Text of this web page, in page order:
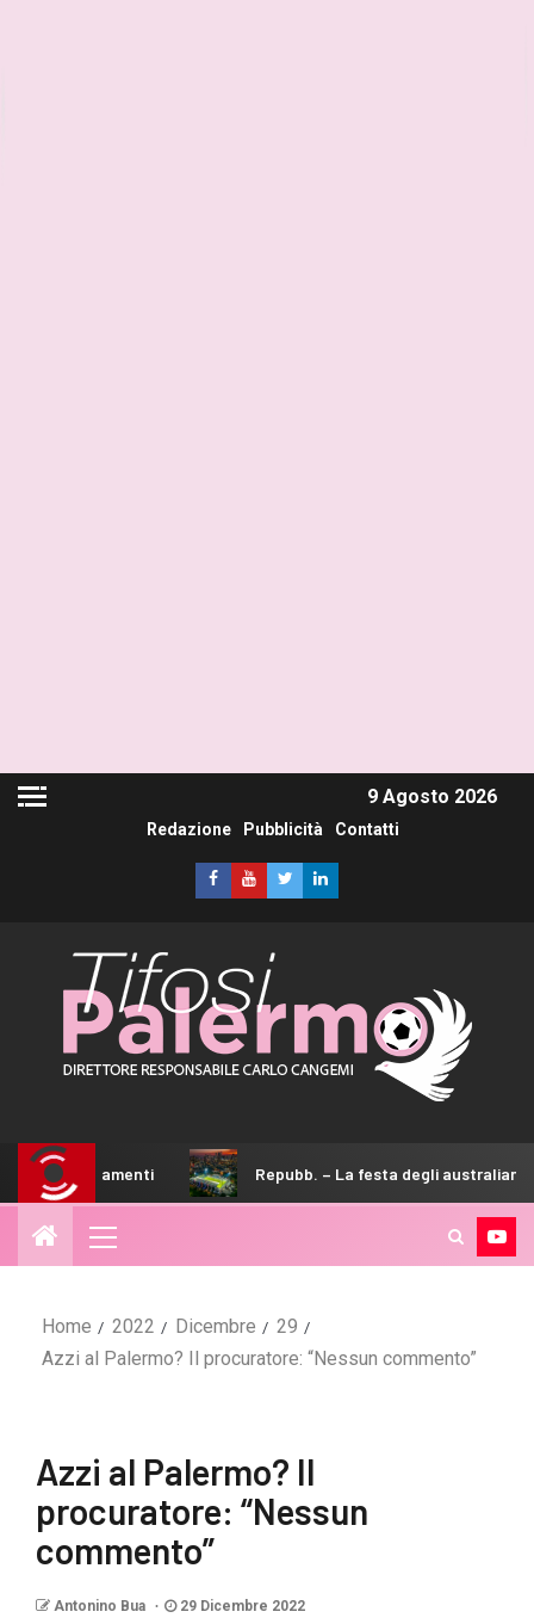
9 Agosto 2026
Redazione Pubblicità Contatti
Repubb. – La festa degli australiani di Sicilia
Home 2022 Dicembre
29
Azzi al Palermo? Il procuratore: “Nessun commento”
Azzi al Palermo? Il
procuratore: “Nessun
commento”
Antonino Bua 29 Dicembre 2022